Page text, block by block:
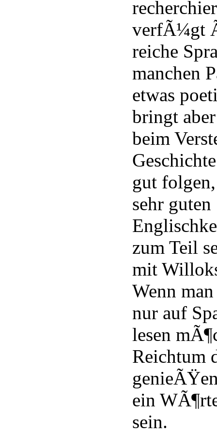
verfÃ¼gt
reiche
manchen
etwas
bringt
beim
gut
sehr guten
zum Teil
mit
Wenn
nur auf
lesen
Reichtum
ein
sein.